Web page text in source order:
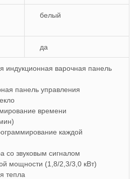
белый
да
индукционная варочная панель
панель управления
времени
каждой
со звуковым сигналом
мощности (1,8/2,3/3,0 кВт)
тепла